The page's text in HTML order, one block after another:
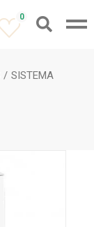
0
SISTEMA